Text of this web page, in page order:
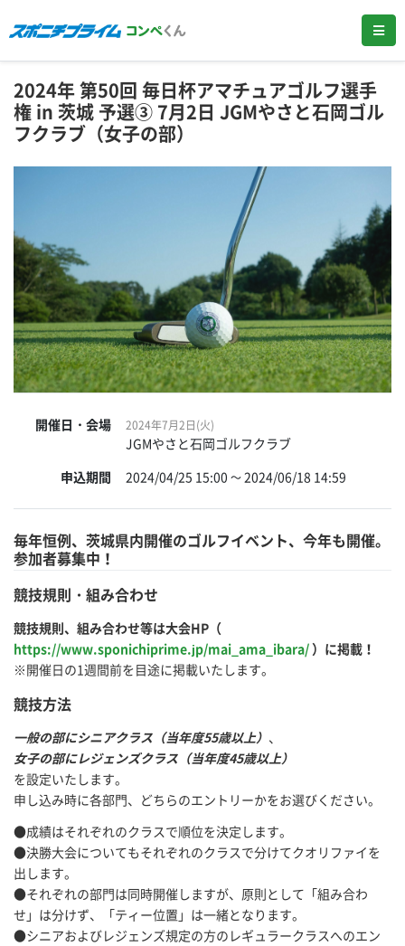
2024年 第50回 毎日杯アマチュアゴルフ選手
権 in 茨城 予選③ 7月2日 JGMやさと石岡ゴル
フクラブ（女子の部）
開催日・会場 2024年7月2日(火)
JGMやさと石岡ゴルフクラブ
申込期間
2024/04/25 15:00 ～2024/06/18 14:59
毎年恒例、茨城県内開催のゴルフイベント、今年も開催。
参加者募集中！
競技規則・組み合わせ
競技規則、組み合わせ等は大会HP（
https://www.sponichiprime.jp/mai_ama_ibara/）に掲載！
※開催日の1週間前を目途に掲載いたします。
競技方法
一般の部にシニアクラス（当年度55歳以上） 、
女子の部にレジェンズクラス（当年度45歳以上）
を設定いたします。
申し込み時に各部門、どちらのエントリーかをお選びください。
●成績はそれぞれのクラスで順位を決定します。
●決勝大会についてもそれぞれのクラスで分けてクオリファイを
出します。
●それぞれの部門は同時開催しますが、原則として「組み合わ
せ」は分けず、「ティー位置」は一緒となります。
●シニアおよびレジェンズ規定の方のレギュラークラスへのエン